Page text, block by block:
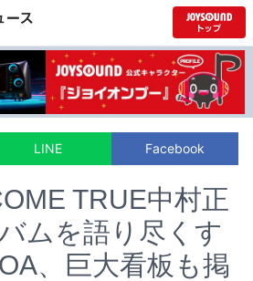
LINE Facebook
TRUE中村正
ムを語り尽くす
、巨大看板も掲